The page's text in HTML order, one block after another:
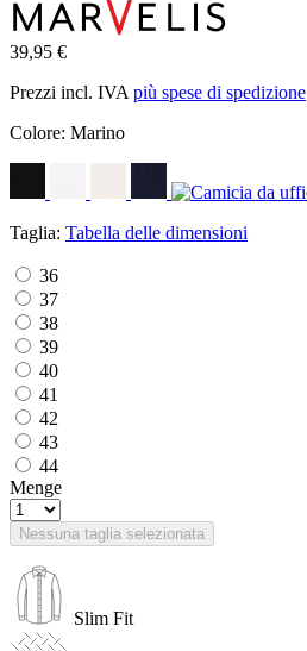
39,95 €
Prezzi incl. IVA più spese di spedizione
Colore: Marino
Taglia: Tabella delle dimensioni
36
37
38
39
40
41
42
43
44
Menge
Nessuna taglia selezionata
Slim Fit